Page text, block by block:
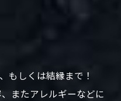
もしくは結縁まで！
またアレルギーなどに